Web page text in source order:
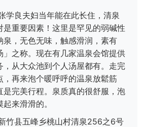
学良夫妇当年能在此长住，清泉
是重要因素！这里是罕见的弱碱性
泉，无色无味，触感滑润，素有
」之称。现在有几家温泉会馆提供
，从大众池到个人汤屋都有。走完
，再来泡个暖呼呼的温泉放鬆筋
是完美行程。泉质真的很舒服，泡
来滑滑的。
竹县五峰乡桃山村清泉256之6号